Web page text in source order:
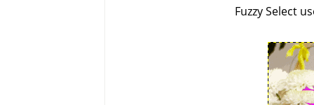
Fuzzy Select